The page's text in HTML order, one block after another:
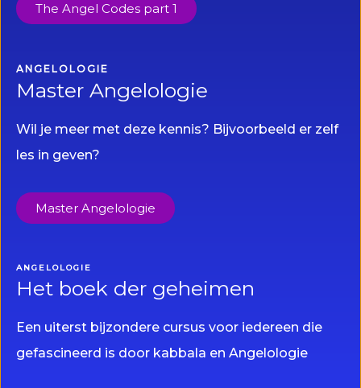
The Angel Codes part 1
ANGELOLOGIE
Master Angelologie
Wil je meer met deze kennis? Bijvoorbeeld er zelf
les in geven?
Master Angelologie
ANGELOLOGIE
Het boek der geheimen
Een uiterst bijzondere cursus voor iedereen die
gefascineerd is door kabbala en Angelologie